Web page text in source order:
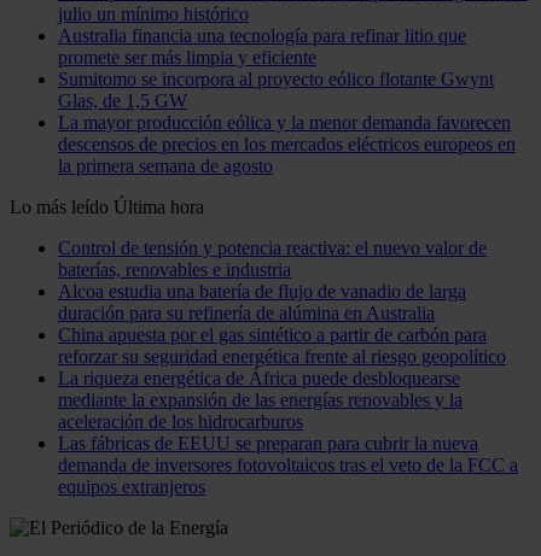
julio un mínimo histórico
Australia financia una tecnología para refinar litio que
promete ser más limpia y eficiente
Sumitomo se incorpora al proyecto eólico flotante Gwynt
Glas, de 1,5 GW
La mayor producción eólica y la menor demanda favorecen
descensos de precios en los mercados eléctricos europeos en
la primera semana de agosto
Lo más leído Última hora
Control de tensión y potencia reactiva: el nuevo valor de
baterías, renovables e industria
Alcoa estudia una batería de flujo de vanadio de larga
duración para su refinería de alúmina en Australia
China apuesta por el gas sintético a partir de carbón para
reforzar su seguridad energética frente al riesgo geopolítico
La riqueza energética de África puede desbloquearse
mediante la expansión de las energías renovables y la
aceleración de los hidrocarburos
Las fábricas de EEUU se preparan para cubrir la nueva
demanda de inversores fotovoltaicos tras el veto de la FCC a
equipos extranjeros